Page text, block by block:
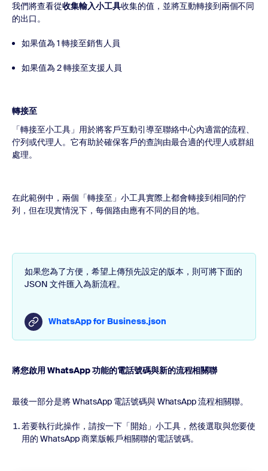
我們將查看從收集輸入小工具收集的值，並將互動轉接到兩個不同
的出口。
如果值為 1 轉接至銷售人員
如果值為 2 轉接至支援人員
轉接至
「轉接至小工具」用於將客戶互動引導至聯絡中心內適當的流程、
佇列或代理人。它有助於確保客戶的查詢由最合適的代理人或群組
處理。
在此範例中，兩個「轉接至」小工具實際上都會轉接到相同的佇
列，但在現實情況下，每個路由應有不同的目的地。
如果您為了方便，希望上傳預先設定的版本，則可將下面的
JSON 文件匯入為新流程。
WhatsApp for Business.json
將您啟用 WhatsApp 功能的電話號碼與新的流程相關聯
最後一部分是將 WhatsApp 電話號碼與 WhatsApp 流程相關聯。
若要執行此操作，請按一下「開始」小工具，然後選取與您要使
用的 WhatsApp 商業版帳戶相關聯的電話號碼。